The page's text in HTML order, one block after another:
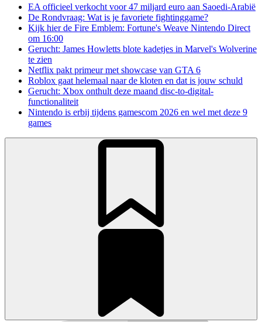
EA officieel verkocht voor 47 miljard euro aan Saoedi-Arabië
De Rondvraag: Wat is je favoriete fightinggame?
Kijk hier de Fire Emblem: Fortune's Weave Nintendo Direct
om 16:00
Gerucht: James Howletts blote kadetjes in Marvel's Wolverine
te zien
Netflix pakt primeur met showcase van GTA 6
Roblox gaat helemaal naar de kloten en dat is jouw schuld
Gerucht: Xbox onthult deze maand disc-to-digital-
functionaliteit
Nintendo is erbij tijdens gamescom 2026 en wel met deze 9
games